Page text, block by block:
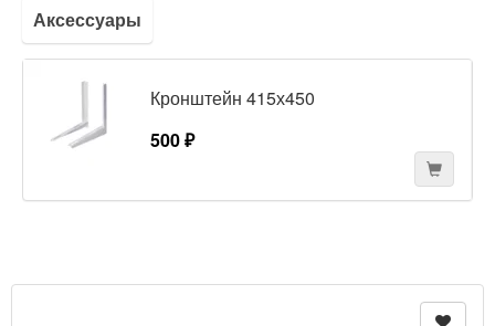
Аксессуары
Кронштейн 415х450
500 ₽